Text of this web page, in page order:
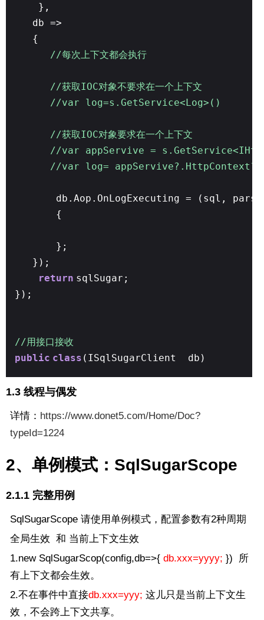
},
db =>
{
//每次上下文都会执行
//获取IOC对象不要求在一个上下文
//var log=s.GetService<Log>()
//获取IOC对象要求在一个上下文
//var appServive =
//var log=
db.Aop.OnLogExecuting = (sql, pars)
{
};
});
return sqlSugar;
});
//用接口接收
public class (ISqlSugarClient db)
1.3 线程与偶发
详情： https://www.donet5.com/Home/Doc?
typeId=1224
2、单例模式：SqlSugarScope
2.1.1 完整用例
SqlSugarScope 请使用单例模式，配置参数有2种周期
全局生效 和 当前上下文生效
1.new SqlSugarScop(config,db=>{ db.xxx=yyyy; }) 所
有上下文都会生效。
2.不在事件中直接db.xxx=yyy; 这儿只是当前上下文生
效，不会跨上下文共享。